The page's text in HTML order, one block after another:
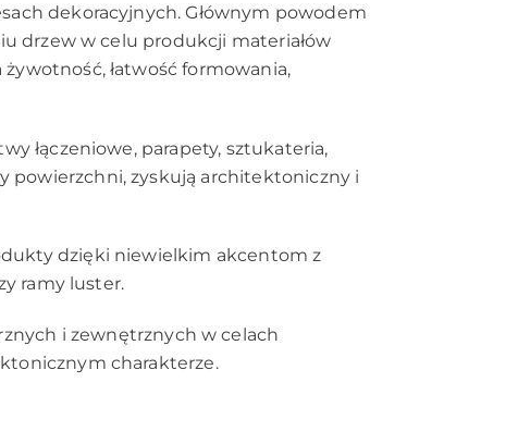
dekoracyjnych. Głównym powodem
drzew w celu produkcji materiałów
łatwość formowania,
łączeniowe, parapety, sztukateria,
powierzchni, zyskują architektoniczny i
dzięki niewielkim akcentom z
ramy luster.
i zewnętrznych w celach
charakterze.